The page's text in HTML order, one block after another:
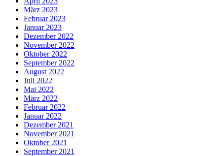
März 2023
Februar 2023
Januar 2023
Dezember 2022
November 2022
Oktober 2022
September 2022
August 2022
Juli 2022
Mai 2022
März 2022
Februar 2022
Januar 2022
Dezember 2021
November 2021
Oktober 2021
September 2021